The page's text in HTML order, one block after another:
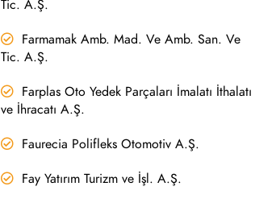
Tic. A.Ş.
Farmamak Amb. Mad. Ve Amb. San. Ve
Tic. A.Ş.
Farplas Oto Yedek Parçaları İmalatı İthalatı
ve İhracatı A.Ş.
Faurecia Polifleks Otomotiv A.Ş.
Fay Yatırım Turizm ve İşl. A.Ş.